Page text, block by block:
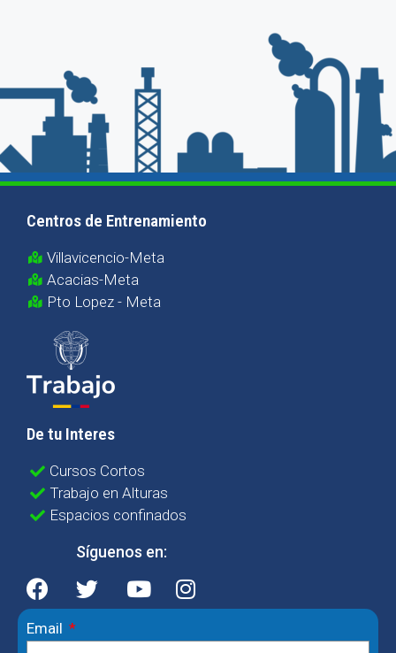
Centros de Entrenamiento
Villavicencio-Meta
Acacias-Meta
Pto Lopez - Meta
De tu Interes
Cursos Cortos
Trabajo en Alturas
Espacios confinados
Síguenos en:
Email